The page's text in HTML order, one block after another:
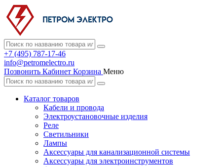
+7 (495) 787-17-46
info@petromelectro.ru
Позвонить Кабинет Корзина Меню
Каталог товаров
Кабели и провода
Электроустановочные изделия
Реле
Светильники
Лампы
Аксессуары для канализационной системы
Аксессуары для электроинструментов